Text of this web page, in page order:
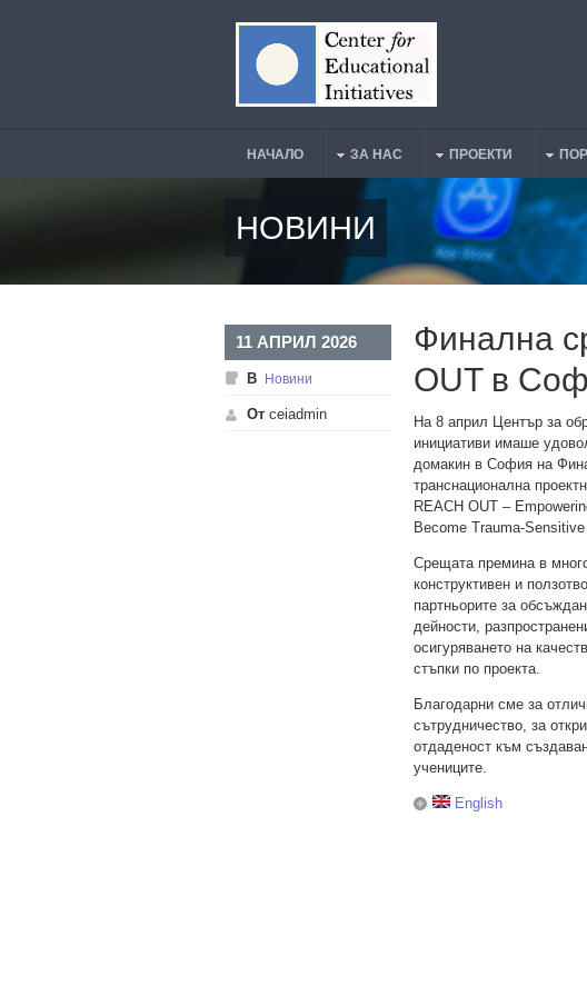
Main Menu
НАЧАЛО ЗА НАС ПРОЕКТИ
НОВИНИ
11 АПРИЛ 2026
В Новини
От ceiadmin
Финална
OUT в
На 8 април Център за
инициативи имаше
домакин в София на
транснационална
REACH OUT –
Become Trauma-
Срещата премина в
конструктивен и
партньорите за
дейности,
осигуряването на
стъпки по проекта.
Благодарни сме за
сътрудничество, за
отдаденост към
учениците.
English